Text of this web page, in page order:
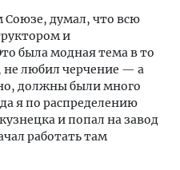
Союзе, думал, что всю
и
была модная тема в то
не любил черчение — а
должны были много
я по распределению
и попал на завод
работать там